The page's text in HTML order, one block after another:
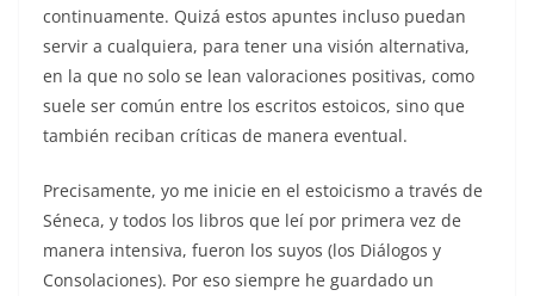
continuamente. Quizá estos apuntes incluso puedan
servir a cualquiera, para tener una visión alternativa,
en la que no solo se lean valoraciones positivas, como
suele ser común entre los escritos estoicos, sino que
también reciban críticas de manera eventual.
Precisamente, yo me inicie en el estoicismo a través de
Séneca, y todos los libros que leí por primera vez de
manera intensiva, fueron los suyos (los Diálogos y
Consolaciones). Por eso siempre he guardado un